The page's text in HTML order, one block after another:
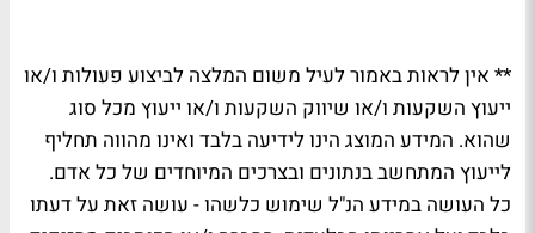
** אין לראות באמור לעיל משום המלצה לביצוע פעולות ו/או
ייעוץ השקעות ו/או שיווק השקעות ו/או ייעוץ מכל סוג
שהוא. המידע המוצג הינו לידיעה בלבד ואינו מהווה תחליף
לייעוץ המתחשב בנתונים ובצרכים המיוחדים של כל אדם.
כל העושה במידע הנ"ל שימוש כלשהו - עושה זאת על דעתו